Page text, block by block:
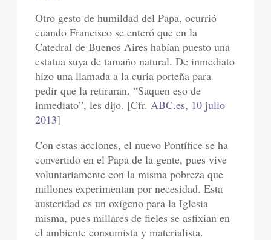
Otro gesto de humildad del Papa, ocurrió
cuando Francisco se enteró que en la
Catedral de Buenos Aires habían puesto una
estatua suya de tamaño natural. De inmediato
hizo una llamada a la curia porteña para
pedir que la retiraran. “Saquen eso de
inmediato”, les dijo. [Cfr.ABC.es, 10 julio
2013]
Con estas acciones, el nuevo Pontífice se ha
convertido en el Papa de la gente, pues vive
voluntariamente con la misma pobreza que
millones experimentan por necesidad. Esta
austeridad es un oxígeno para la Iglesia
misma, pues millares de fieles se asfixian en
el ambiente consumista y materialista.